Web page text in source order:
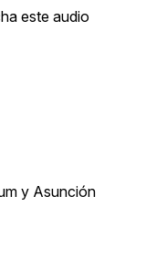
este audio
y Asunción